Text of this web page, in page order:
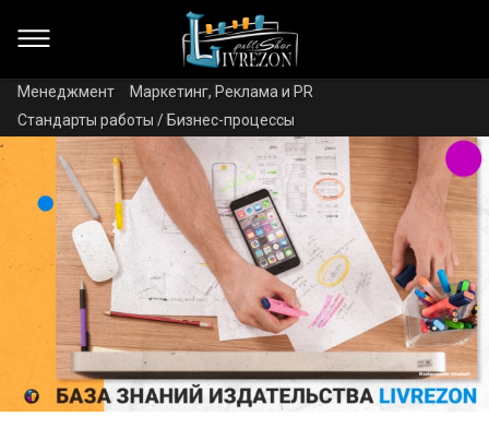
Менеджмент
Маркетинг, Реклама и PR
Стандарты работы / Бизнес-процессы